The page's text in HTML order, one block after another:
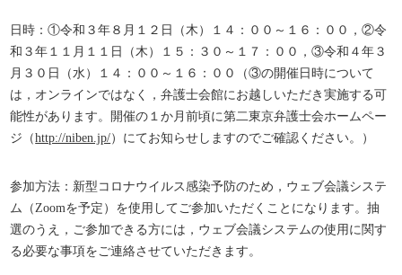
日時：①令和３年８月１２日（木）１４：００～１６：００，②令
和３年１１月１１日（木）１５：３０～１７：００，③令和４年３
月３０日（水）１４：００～１６：００（③の開催日時について
は，オンラインではなく，弁護士会館にお越しいただき実施する可
能性があります。開催の１か月前頃に第二東京弁護士会ホームペー
ジ（http://niben.jp/）にてお知らせしますのでご確認ください。）
参加方法：新型コロナウイルス感染予防のため，ウェブ会議システ
ム（Zoomを予定）を使用してご参加いただくことになります。抽
選のうえ，ご参加できる方には，ウェブ会議システムの使用に関す
る必要な事項をご連絡させていただきます。